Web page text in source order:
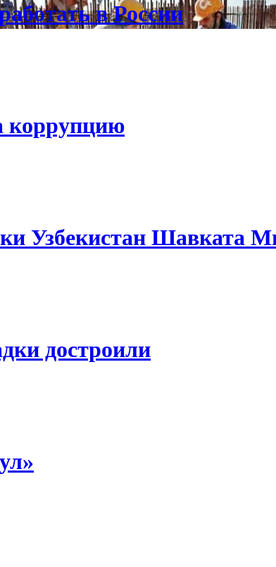
в России
коррупцию
Узбекистан Шавката
достроили